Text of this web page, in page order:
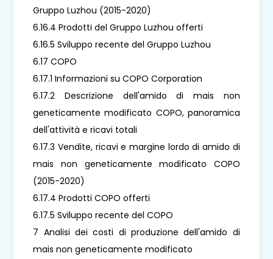
Gruppo Luzhou (2015-2020)
6.16.4 Prodotti del Gruppo Luzhou offerti
6.16.5 Sviluppo recente del Gruppo Luzhou
6.17 COPO
6.17.1 Informazioni su COPO Corporation
6.17.2 Descrizione dell'amido di mais non
geneticamente modificato COPO, panoramica
dell'attività e ricavi totali
6.17.3 Vendite, ricavi e margine lordo di amido di
mais non geneticamente modificato COPO
(2015-2020)
6.17.4 Prodotti COPO offerti
6.17.5 Sviluppo recente del COPO
7 Analisi dei costi di produzione dell'amido di
mais non geneticamente modificato